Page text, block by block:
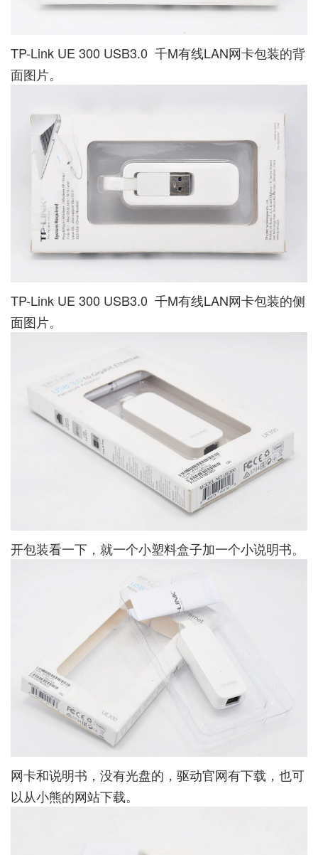
TP-Link UE 300 USB3.0 千M有线LAN网卡包装的背
面图片。
TP-Link UE 300 USB3.0 千M有线LAN网卡包装的侧
面图片。
开包装看一下，就一个小塑料盒子加一个小说明书。
网卡和说明书，没有光盘的，驱动官网有下载，也可
以从小熊的网站下载。